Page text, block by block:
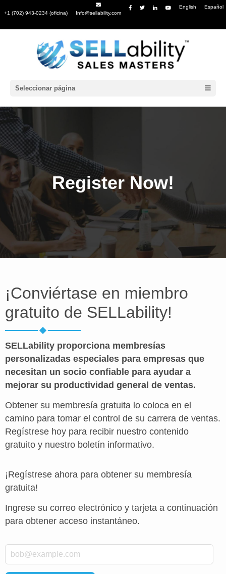
+1 (702) 943-0234 (oficina) Info@sellability.com
English Español
Seleccionar página
Register Now!
¡Conviértase en miembro
gratuito de SELLability!
SELLability proporciona membresías
personalizadas especiales para empresas que
necesitan un socio confiable para ayudar a
mejorar su productividad general de ventas.
Obtener su membresía gratuita lo coloca en el
camino para tomar el control de su carrera de ventas.
Regístrese hoy para recibir nuestro contenido
gratuito y nuestro boletín informativo.
¡Regístrese ahora para obtener su membresía
gratuita!
Ingrese su correo electrónico y tarjeta a continuación
para obtener acceso instantáneo.
Email